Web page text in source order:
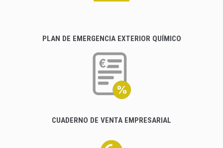
PLAN DE EMERGENCIA EXTERIOR QUÍMICO
CUADERNO DE VENTA EMPRESARIAL